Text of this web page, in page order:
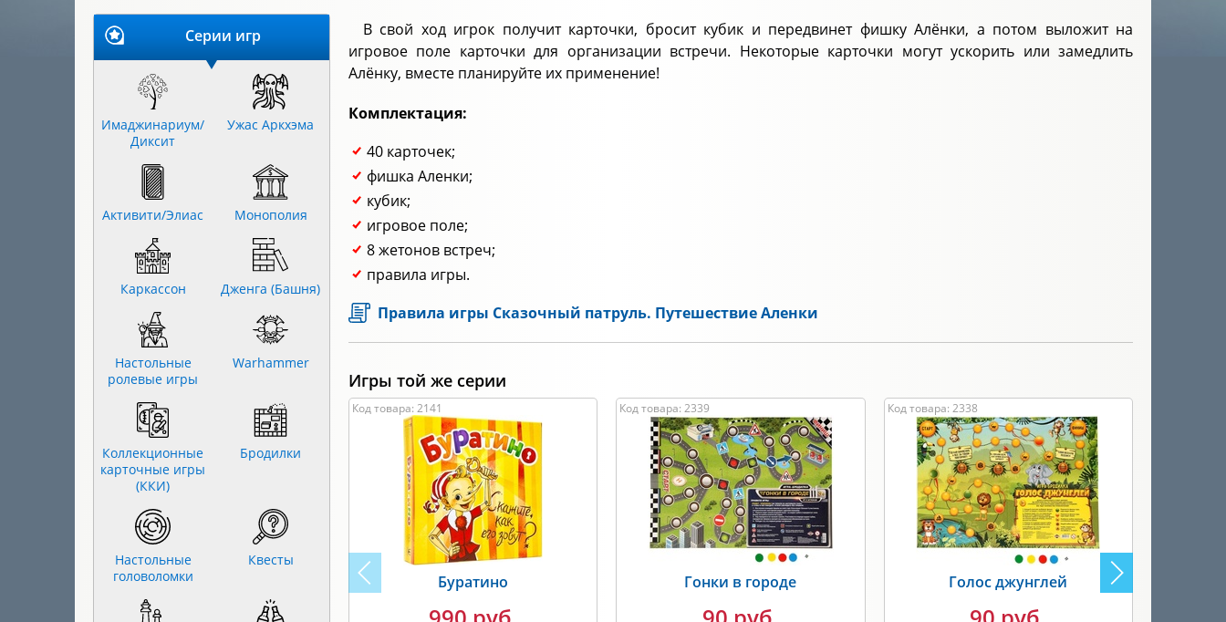
В свой ход игрок получит карточки, бросит кубик и передвинет фишку Алёнки, а потом выложит на
игровое поле карточки для организации встречи. Некоторые карточки могут ускорить или замедлить
Алёнку, вместе планируйте их применение!
Комплектация:
40 карточек;
фишка Аленки;
кубик;
игровое поле;
8 жетонов встреч;
правила игры.
Правила игры Сказочный патруль. Путешествие Аленки
Игры той же серии
Код товара: 2141
Буратино
Код товара: 2339
Гонки в городе
Код товара: 2338
Голос джунглей
Серии игр
Имаджинариум/
Диксит
Ужас Аркхэма
Активити/Элиас Монополия
Каркассон Дженга (Башня)
Настольные
ролевые игры
Warhammer
Коллекционные
карточные игры
(ККИ)
Бродилки
Настольные
головоломки
Квесты